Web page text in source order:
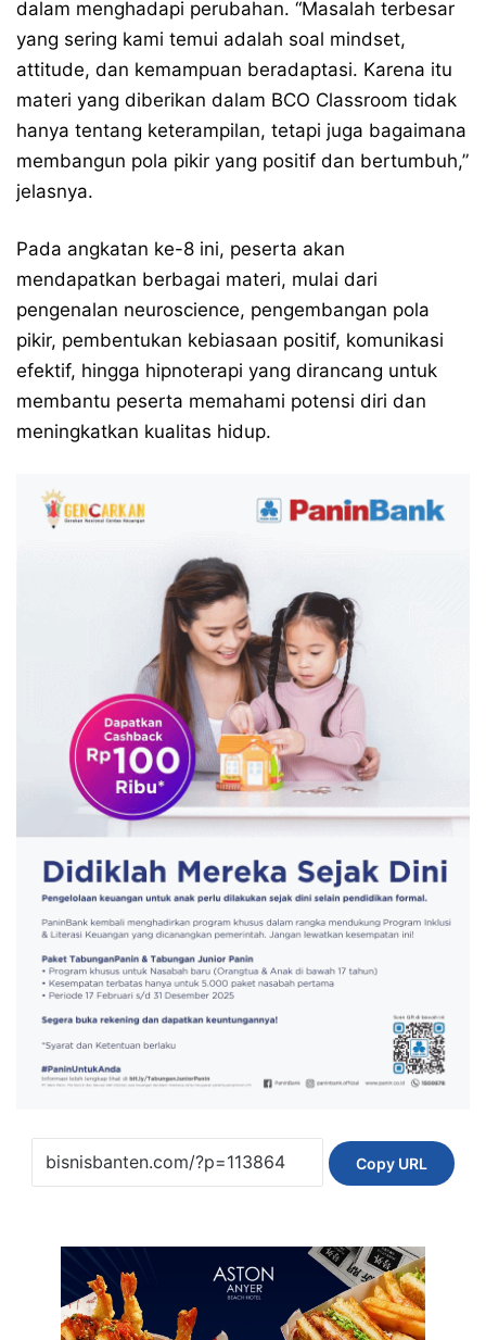
dalam menghadapi perubahan. “Masalah terbesar
yang sering kami temui adalah soal mindset,
attitude, dan kemampuan beradaptasi. Karena itu
materi yang diberikan dalam BCO Classroom tidak
hanya tentang keterampilan, tetapi juga bagaimana
membangun pola pikir yang positif dan bertumbuh,”
jelasnya.
Pada angkatan ke-8 ini, peserta akan
mendapatkan berbagai materi, mulai dari
pengenalan neuroscience, pengembangan pola
pikir, pembentukan kebiasaan positif, komunikasi
efektif, hingga hipnoterapi yang dirancang untuk
membantu peserta memahami potensi diri dan
meningkatkan kualitas hidup.
Copy URL